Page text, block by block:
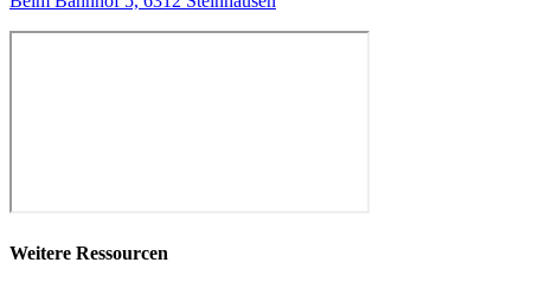
Weitere Ressourcen